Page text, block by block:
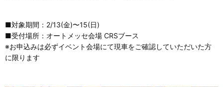
■対象期間：2/13(金)〜15(日)
■受付場所：オートメッセ会場 CRSブース
※お申込みは必ずイベント会場にて現車をご確認していただいた方
に限ります